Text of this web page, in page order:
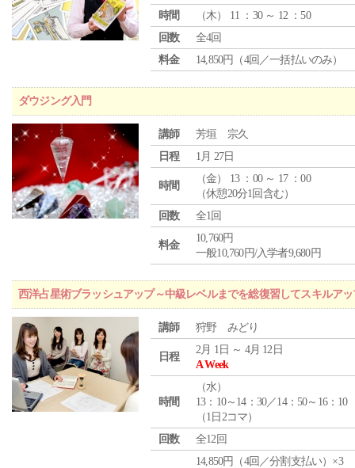
時間
（木） 11 ：30 ～ 12 ：50
回数
全4回
料金
14,850円（4回／一括払いのみ）
ダウジング入門
講師
芳垣 宗久
日程
1月 27日
時間
（金） 13 ：00 ～ 17 ：00
（休憩20分1回含む）
回数
全1回
料金
10,760円
一般10,760円/入学者9,680円
西洋占星術ブラッシュアップ～中級レベルまでを総復習してスキルア
講師 狩野 みどり
日程
2月 1日 ～ 4月 12日
A Week
時間
（水）
13：10～14：30／14：50～16：10
（1日2コマ）
回数
全12回
14,850円（4回／分割支払い）×3